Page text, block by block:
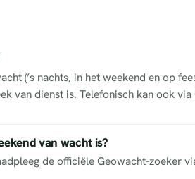
(’s nachts, in het weekend en op
van dienst is. Telefonisch kan ook
van wacht is?
de officiële Geowacht-